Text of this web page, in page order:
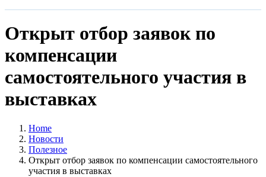
Открыт отбор заявок по
компенсации
самостоятельного участия в
выставках
Home
Новости
Полезное
Открыт отбор заявок по компенсации самостоятельного
участия в выставках